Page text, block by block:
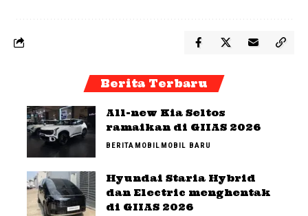
Berita Terbaru
All-new Kia Seltos
ramaikan di GIIAS 2026
BERITAMOBIL MOBIL BARU
Hyundai Staria Hybrid
dan Electric menghentak
di GIIAS 2026